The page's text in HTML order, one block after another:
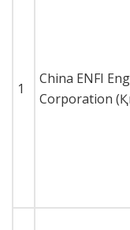
1
China ENFI
Corporation